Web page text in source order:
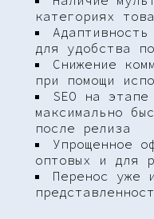
категориях
для удобства
Снижение
при помощи
SEO на
максимально
после релиза
Упрощенное
оптовых и для
Перенос уже